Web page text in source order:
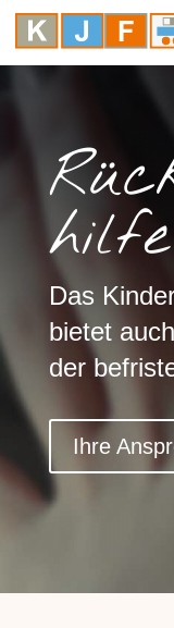
hilfe
Das
bietet
der
Ihre